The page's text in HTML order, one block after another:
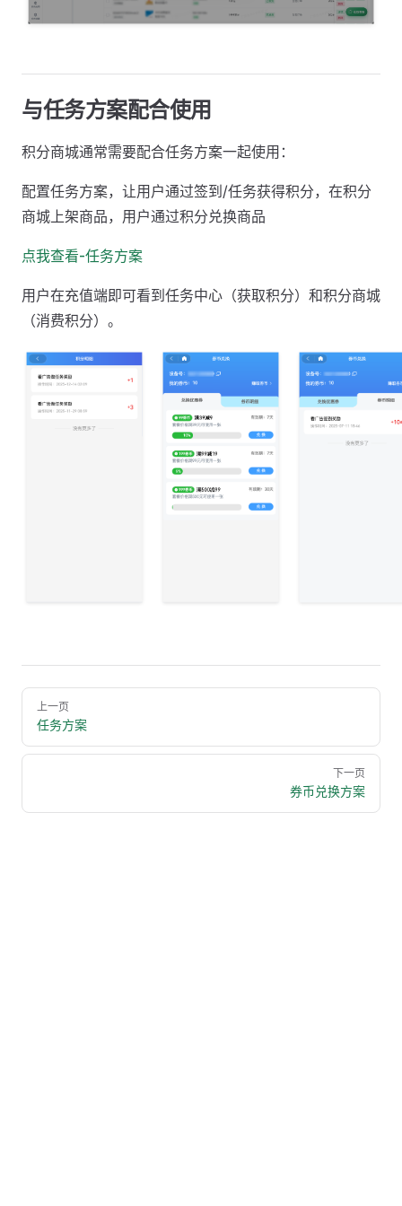
与任务方案配合使用
积分商城通常需要配合任务方案一起使用：
配置任务方案，让用户通过签到/任务获得积分，在积分
商城上架商品，用户通过积分兑换商品
点我查看-任务方案
用户在充值端即可看到任务中心（获取积分）和积分商城
（消费积分）。
Pager
上一页
任务方案
下一页
券币兑换方案